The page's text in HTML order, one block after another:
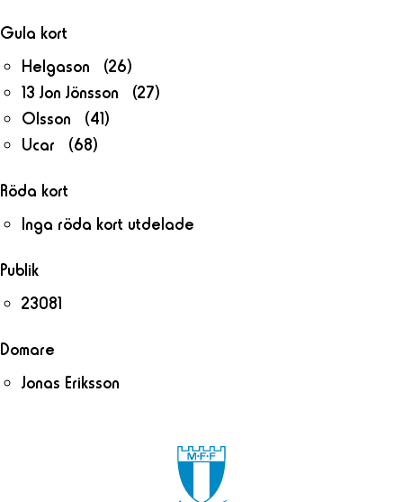
Gula kort
Helgason (26)
13 Jon Jönsson (27)
Olsson (41)
Ucar (68)
Röda kort
Inga röda kort utdelade
Publik
23081
Domare
Jonas Eriksson